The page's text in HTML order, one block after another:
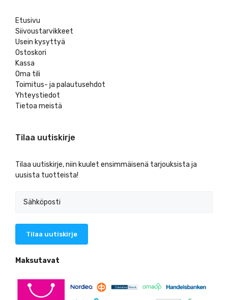
Etusivu
Siivoustarvikkeet
Usein kysyttyä
Ostoskori
Kassa
Oma tili
Toimitus- ja palautusehdot
Yhteystiedot
Tietoa meistä
Tilaa uutiskirje
Tilaa uutiskirje, niin kuulet ensimmäisenä tarjouksista ja
uusista tuotteista!
Maksutavat